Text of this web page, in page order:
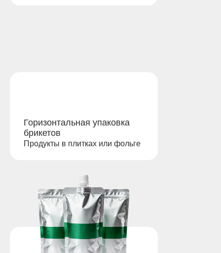
Горизонтальная упаковка
брикетов
Продукты в плитках или фольге